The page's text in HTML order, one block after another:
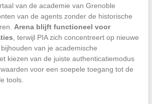
van de academie van Grenoble
van de agents zonder de historische
Arena blijft functioneel voor
, terwijl PIA zich concentreert op nieuwe
van je academische
kiezen van de juiste authenticatiemodus
voor een soepele toegang tot de
tools.